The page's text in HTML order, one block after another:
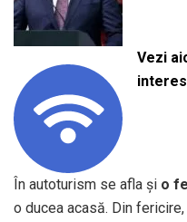
Vezi
În autoturism se afla și o
o ducea acasă. Din fericire,